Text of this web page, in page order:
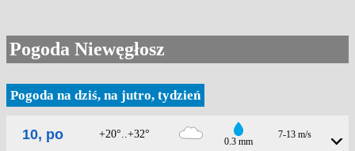
Pogoda Niewęgłosz
Pogoda na dziś, na jutro, tydzień
10, po +20°..+32°
0.3 mm
7-13 m/s